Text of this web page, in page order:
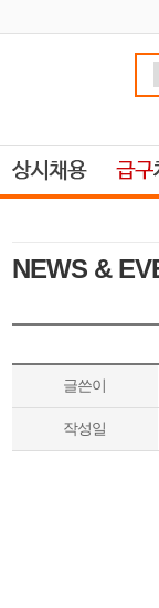
NEWS &
글쓴이
작성일